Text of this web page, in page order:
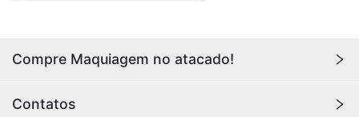
Compre Maquiagem no atacado!
com os melhores preços. Acesse a loja da
Contatos